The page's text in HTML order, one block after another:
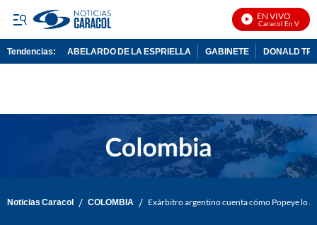
EN VIVO
Noticias Caracol En Vivo
Tendencias: ABELARDO DE LA ESPRIELLA GABINETE DONALD
Noticias Caracol / COLOMBIA / Exárbitro argentino cuenta cómo Popeye lo